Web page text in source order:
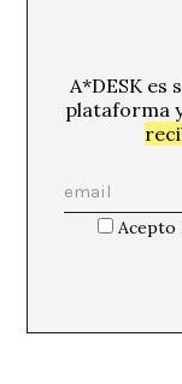
A*DESK es
plataforma
Acepto